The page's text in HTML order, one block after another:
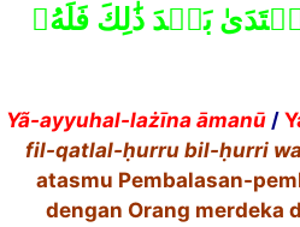
بَعۡدَ ذَٰلِكَ فَلَهُۥ
Yã-ayyuhal-lażīna āmanū/
fil-qatlal-ḥurru bil-ḥurri
atasmu Pembalasan-
dengan Orang merdeka